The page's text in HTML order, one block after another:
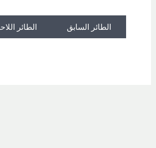
الطائر السابق الطائر